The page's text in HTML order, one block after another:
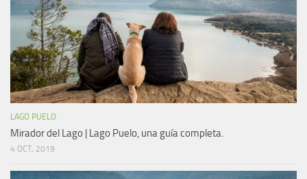
LAGO PUELO
Mirador del Lago | Lago Puelo, una guía completa.
4 OCT, 2019